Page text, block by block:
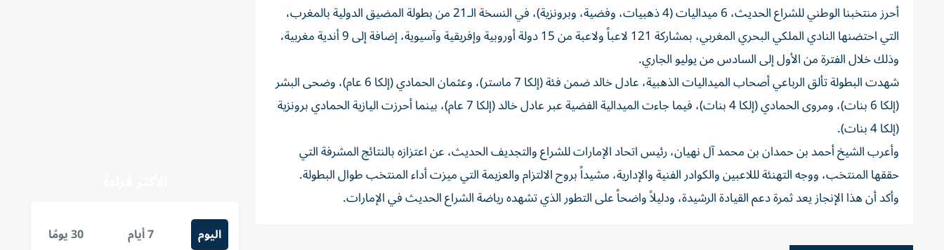
أحرز منتخبنا الوطني للشراع الحديث، 6 ميداليات (4 ذهبيات، وفضية، وبرونزية)، في النسخة الـ21 من بطولة المضيق الدولية بالمغرب،
التي احتضنها النادي الملكي البحري المغربي، بمشاركة 121 لاعباً ولاعبة من 15 دولة أوروبية وإفريقية وآسيوية، إضافة إلى 9 أندية مغربية،
وذلك خلال الفترة من الأول إلى السادس من يوليو الجاري.
شهدت البطولة تألق الرباعي أصحاب الميداليات الذهبية، عادل خالد ضمن فئة (إلكا 7 ماستر)، وعثمان الحمادي (إلكا 6 عام)، وضحى البشر
(إلكا 6 بنات)، ومروى الحمادي (إلكا 4 بنات)، فيما جاءت الميدالية الفضية عبر عادل خالد (إلكا 7 عام)، بينما أحرزت اليازية الحمادي برونزية
(إلكا 4 بنات).
وأعرب الشيخ أحمد بن حمدان بن محمد آل نهيان، رئيس اتحاد الإمارات للشراع والتجديف الحديث، عن اعتزازه بالنتائج المشرفة التي
حققها المنتخب، ووجه التهنئة لللاعبين والكوادر الفنية والإدارية، مشيداً بروح الالتزام والعزيمة التي ميزت أداء المنتخب طوال البطولة.
وأكد أن هذا الإنجاز يعد ثمرة دعم القيادة الرشيدة، ودليلاً واضحاً على التطور الذي تشهده رياضة الشراع الحديث في الإمارات.
اليوم 7 أيام 30 يومًا